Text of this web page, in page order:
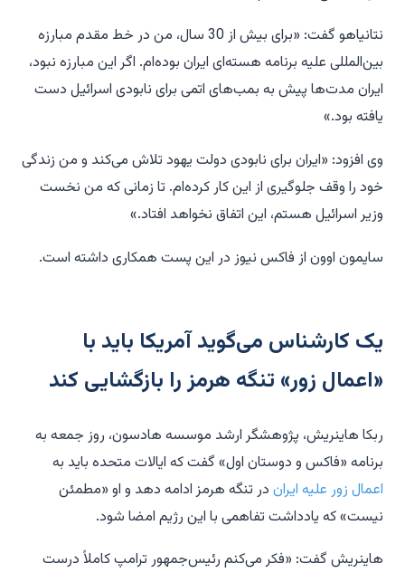
نتانیاهو گفت: «برای بیش از 30 سال، من در خط مقدم مبارزه
بین‌المللی علیه برنامه هسته‌ای ایران بوده‌ام. اگر این مبارزه نبود،
ایران مدت‌ها پیش به بمب‌های اتمی برای نابودی اسرائیل دست
یافته بود.»
وی افزود: «ایران برای نابودی دولت یهود تلاش می‌کند و من زندگی
خود را وقف جلوگیری از این کار کرده‌ام. تا زمانی که من نخست
وزیر اسرائیل هستم، این اتفاق نخواهد افتاد.»
سایمون اوون از فاکس نیوز در این پست همکاری داشته است.
یک کارشناس می‌گوید آمریکا باید با
«اعمال زور» تنگه هرمز را بازگشایی کند
ربکا هاینریش، پژوهشگر ارشد موسسه هادسون، روز جمعه به
برنامه «فاکس و دوستان اول» گفت که ایالات متحده باید به
اعمال زور علیه ایران در تنگه هرمز ادامه دهد و او «مطمئن
نیست» که یادداشت تفاهمی با این رژیم امضا شود.
هاینریش گفت: «فکر می‌کنم رئیس‌جمهور ترامپ کاملاً درست